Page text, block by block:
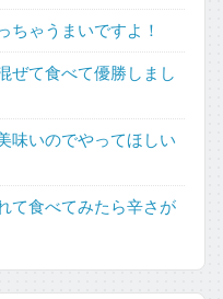
ちゃうまいですよ！
ぜて食べて優勝しまし
味いのでやってほしい
て食べてみたら辛さが